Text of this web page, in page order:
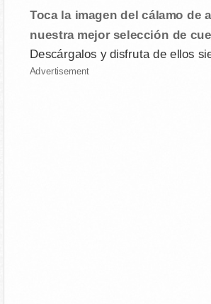
Toca la imagen del cálamo de
nuestra mejor selección de
Descárgalos y disfruta de ellos
Advertisement